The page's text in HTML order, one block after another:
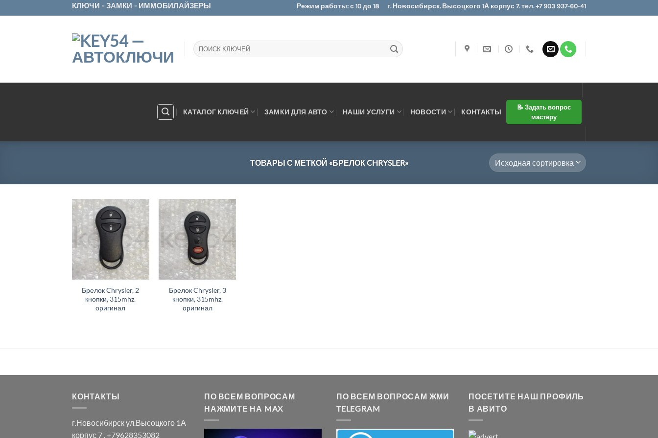
to
КЛЮЧИ - ЗАМКИ - ИММОБИЛАЙЗЕРЫ Режим работы: с 10 до 18 г. Новосибирск. Высоцкого 1А корпус 7. тел. +7 903 937-60-41
Искать:
КАТАЛОГ КЛЮЧЕЙ ЗАМКИ ДЛЯ АВТО НАШИ УСЛУГИ НОВОСТИ КОНТАКТЫ
📝 Задать вопрос
мастеру
ТОВАРЫ С МЕТКОЙ «БРЕЛОК CHRYSLER»
Брелок Chrysler, 2
кнопки, 315mhz.
оригинал
Брелок Chrysler, 3
кнопки, 315mhz.
оригинал
КОНТАКТЫ
г.Новосибирск ул.Высоцкого 1А
корпус 7 , +79628353082
ПО ВСЕМ ВОПРОСАМ
НАЖМИТЕ НА MAX
ПО ВСЕМ ВОПРОСАМ ЖМИ
TELEGRAM
ПОСЕТИТЕ НАШ ПРОФИЛЬ
В АВИТО